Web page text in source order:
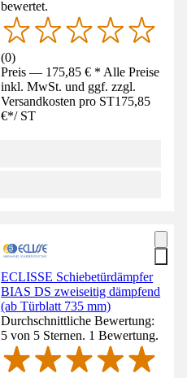
bewertet.
(0)
Preis — 175,85 € * Alle Preise
inkl. MwSt. und ggf. zzgl.
Versandkosten pro ST175,85
€*/ ST
ECLISSE Schiebetürdämpfer
BIAS DS zweiseitig dämpfend
(ab Türblatt 735 mm)
Durchschnittliche Bewertung:
5 von 5 Sternen. 1 Bewertung.